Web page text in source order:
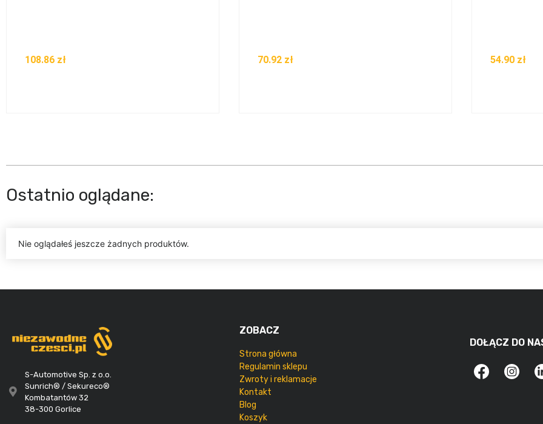
108.86 zł 70.92 zł 54.90 zł
Ostatnio oglądane:
Nie oglądałeś jeszcze żadnych produktów.
S-Automotive Sp. z o.o.
Sunrich® / Sekureco®
Kombatantów 32
38-300 Gorlice
ZOBACZ
Strona główna
Regulamin sklepu
Zwroty i reklamacje
Kontakt
Blog
Koszyk
DOŁĄCZ DO